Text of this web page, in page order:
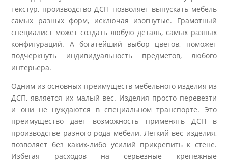
текстур, производство ДСП позволяет выпускать мебель
самых разных форм, исключая изогнутые. Грамотный
специалист может создать любую деталь, самых разных
конфигураций. А богатейший выбор цветов, поможет
подчеркнуть индивидуальность предметов, любого
интерьера.
Одним из основных преимуществ мебельного изделия из
ДСП, является их малый вес. Изделия просто перевезти
и они не нуждаются в специальном транспорте. Это
преимущество дает возможность применять ДСП в
производстве разного рода мебели. Легкий вес изделия,
позволяет без каких-либо усилий прикрепить к стене.
Избегая расходов на серьезные крепежные